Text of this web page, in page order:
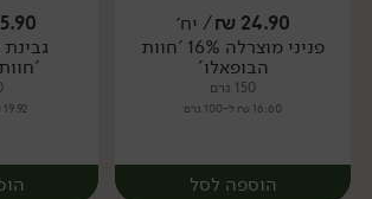
יח׳
24.90
₪/ יח׳
פניני מוצרלה 16% 'חוות
הבופאלו'
150 גרם
16.60 ₪ ל-100 גרם
הוספה לסל
גבינת
19.92 ₪ ל-100 גרם